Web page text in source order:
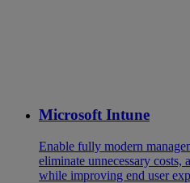
Microsoft Intune
Enable fully modern
eliminate unnecessary
while improving end user